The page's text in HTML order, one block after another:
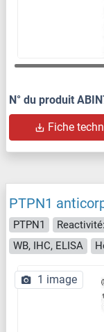
N° du produit
Fiche
PTPN1
PTPN1
WB, IHC, ELISA
1 image